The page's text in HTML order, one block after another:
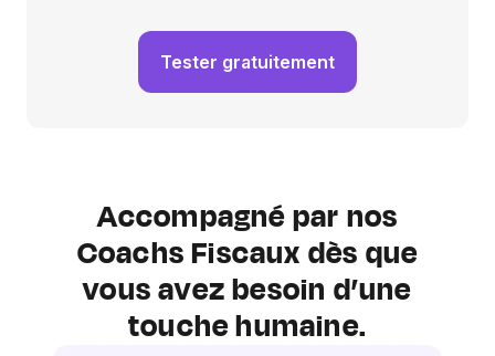
Tester gratuitement
Accompagné par nos
Coachs Fiscaux dès que
vous avez besoin d’une
touche humaine.